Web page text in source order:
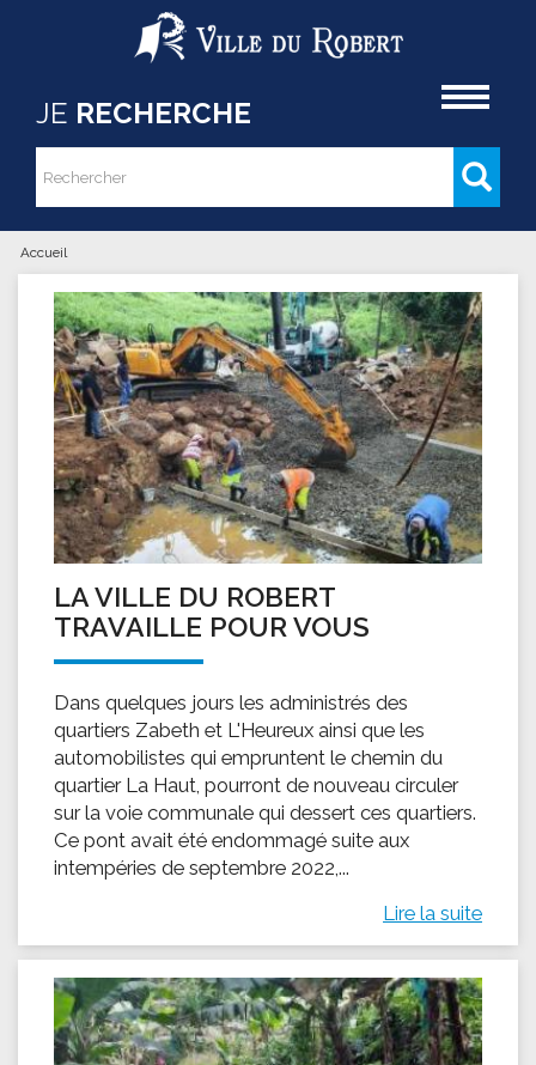
Aller au contenu principal
JE RECHERCHE
Formulaire de recherche
Rechercher
Vous êtes ici
Accueil
LA VILLE DU ROBERT
TRAVAILLE POUR VOUS
Dans quelques jours les administrés des
quartiers Zabeth et L'Heureux ainsi que les
automobilistes qui empruntent le chemin du
quartier La Haut, pourront de nouveau circuler
sur la voie communale qui dessert ces quartiers.
Ce pont avait été endommagé suite aux
intempéries de septembre 2022,...
Lire la suite